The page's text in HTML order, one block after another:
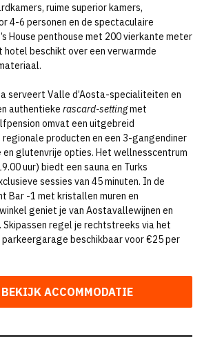
ruime superior kamers,
4-6 personen en de spectaculaire
House penthouse met 200 vierkante meter
hotel beschikt over een verwarmde
serveert Valle d’Aosta-specialiteiten en
authentieke rascard-settingmet
omvat een uitgebreid
producten en een 3-gangendiner
glutenvrije opties. Het wellnesscentrum
uur) biedt een sauna en Turks
sessies van 45 minuten. In de
Bar -1 met kristallen muren en
geniet je van Aostavallewijnen en
Skipassen regel je rechtstreeks via het
parkeergarage beschikbaar voor €25 per
BEKIJK ACCOMMODATIE